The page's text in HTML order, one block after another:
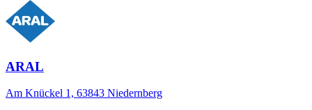
ARAL
Am Knückel 1, 63843 Niedernberg